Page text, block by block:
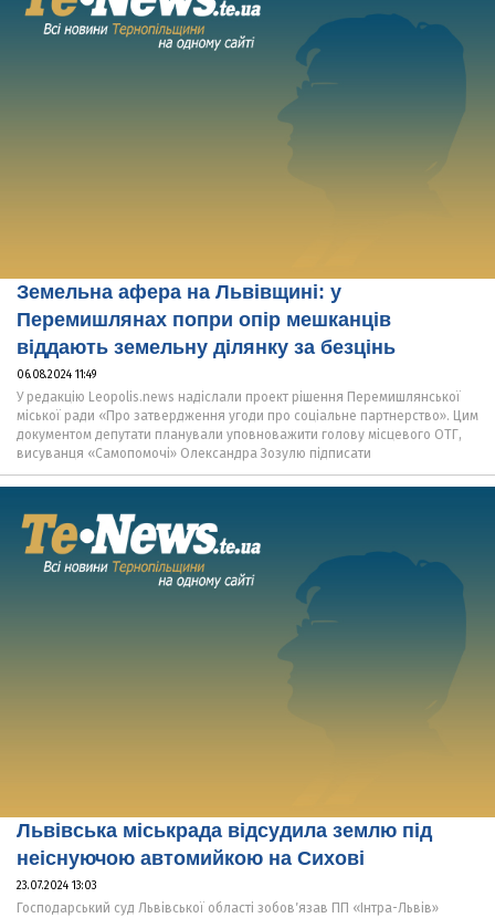
Земельна афера на Львівщині: у
Перемишлянах попри опір мешканців
віддають земельну ділянку за безцінь
06.08.2024 11:49
У редакцію Leopolis.news надіслали проект рішення Перемишлянської
міської ради «Про затвердження угоди про соціальне партнерство». Цим
документом депутати планували уповноважити голову місцевого ОТГ,
висуванця «Самопомочі» Олександра Зозулю підписати
Львівська міськрада відсудила землю під
неіснуючою автомийкою на Сихові
23.07.2024 13:03
Господарський суд Львівської області зобовʼязав ПП «Інтра-Львів»